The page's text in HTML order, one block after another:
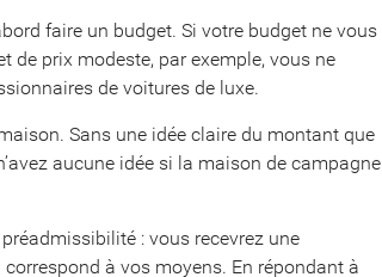
faire un budget. Si votre budget ne vous
de prix modeste, par exemple, vous ne
de voitures de luxe.
Sans une idée claire du montant que
aucune idée si la maison de campagne
: vous recevrez une
à vos moyens. En répondant à